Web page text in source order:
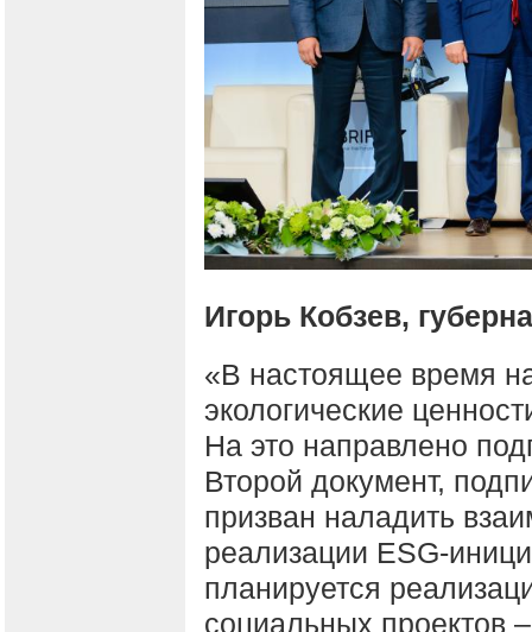
Игорь Кобзев,
«В настоящее время
экологические
На это направлено
Второй документ,
призван наладить
реализации ESG-
планируется
социальных проектов